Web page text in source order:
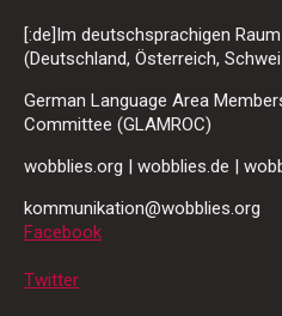
[:de]Im deutschsprachigen Raum
(Deutschland, Österreich,
German Language Area
Committee (GLAMROC)
wobblies.org | wobblies.de |
kommunikation@wobblies.org
Facebook
Twitter